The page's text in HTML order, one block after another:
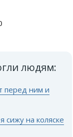
людям:
перед ним и
сижу на коляске